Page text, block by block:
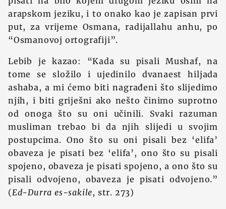
arapskom jeziku, i to onako kao je zapisan prvi
put, za vrijeme Osmana, radijallahu anhu, po
“Osmanovoj ortografiji”.
Lebib je kazao: “Kada su pisali Mushaf, na
tome se složilo i ujedinilo dvanaest hiljada
ashaba, a mi ćemo biti nagrađeni što slijedimo
njih, i biti griješni ako nešto činimo suprotno
od onoga što su oni učinili. Svaki razuman
musliman trebao bi da njih slijedi u svojim
postupcima. Ono što su oni pisali bez ‘elifa’
obaveza je pisati bez ‘elifa’, ono što su pisali
spojeno, obaveza je pisati spojeno, a ono što su
pisali odvojeno, obaveza je pisati odvojeno.”
(Ed-Durra es-sakile, str. 273)